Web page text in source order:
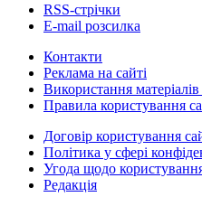
RSS-стрічки
E-mail розсилка
Контакти
Реклама на сайті
Використання
Правила користування
Договір користування
Політика у сфері
Угода щодо
Редакція